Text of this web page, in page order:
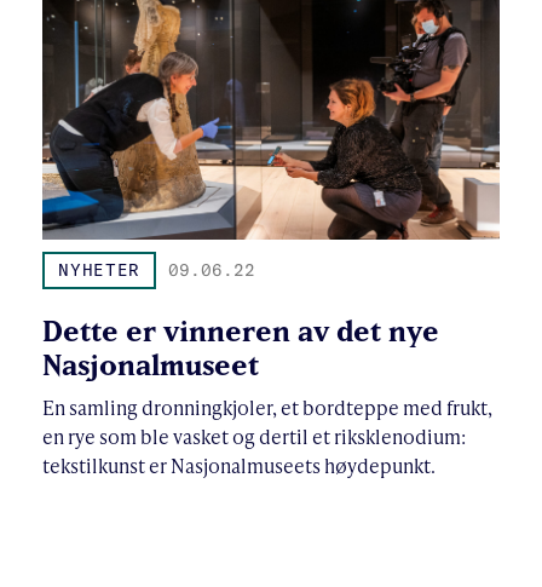
NYHETER 09.06.22
Dette er vinneren av det nye
Nasjonalmuseet
En samling dronningkjoler, et bordteppe med frukt,
en rye som ble vasket og dertil et riksklenodium:
tekstilkunst er Nasjonalmuseets høydepunkt.